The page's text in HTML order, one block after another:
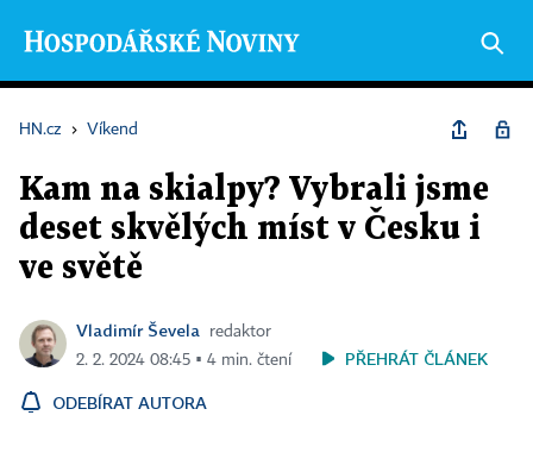
HN.cz › Víkend
Kam na skialpy? Vybrali jsme
deset skvělých míst v Česku i
ve světě
Vladimír Ševela
redaktor
2. 2. 2024 08:45 ▪ 4 min. čtení
PŘEHRÁT ČLÁNEK
ODEBÍRAT AUTORA